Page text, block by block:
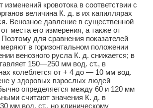
изменений кровотока в соответствии с
величина К. д. в их капиллярах
Венозное давление в существенной
места его измерения, а также от
для сравнения показателей
в горизонтальном положении
венозного русла К. д. снижается; в
150—250 мм вод. ст., в
колеблется от + 4 до — 10 мм вод.
у здоровых взрослых людей
определяется между 60 и 120 мм
считают значения К. д. в
мм вод. ст., но клиническому